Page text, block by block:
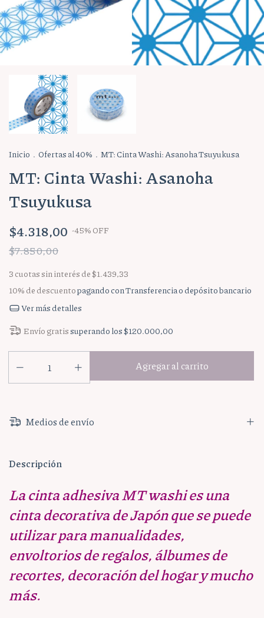
Inicio . Ofertas al 40% . MT: Cinta Washi: Asanoha Tsuyukusa
MT: Cinta Washi: Asanoha
Tsuyukusa
$4.318,00 -45% OFF
$7.850,00
3 cuotas sin interés de$1.439,33
10% de descuentopagando con Transferencia o depósito bancario
Ver más detalles
Envío gratissuperando los$120.000,00
Medios de envío
Descripción
La cinta adhesiva MT washi es una
cinta decorativa de Japón que se puede
utilizar para manualidades,
envoltorios de regalos, álbumes de
recortes, decoración del hogar y mucho
más.